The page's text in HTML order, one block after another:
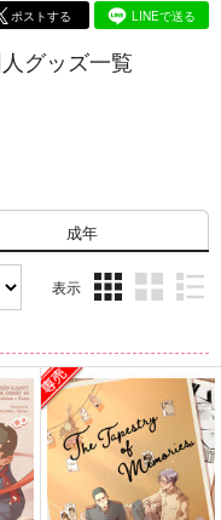
ポストする LINEで送る
グッズ一覧
成年
表示
ム
表
ム
表
ム
表
示